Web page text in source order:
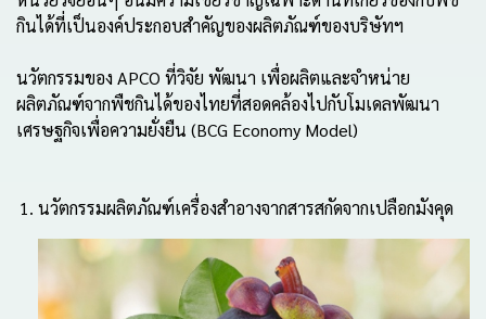
กินได้ที่เป็นองค์ประกอบสําคัญของผลิตภัณฑ์ของบริษัทฯ
นวัตกรรมของ APCO ที่วิจัย พัฒนา เพื่อผลิตและจำหน่าย
ผลิตภัณฑ์จากพืชกินได้ของไทยที่สอดคล้องไปกับโมเดลพัฒนา
เศรษฐกิจเพื่อความยั่งยืน (BCG Economy Model)
นวัตกรรมผลิตภัณฑ์เครื่องสำอางจากสารสกัดจากเปลือกมังคุด